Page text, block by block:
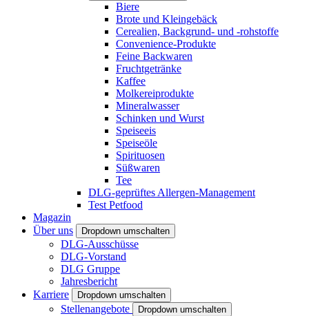
Biere
Brote und Kleingebäck
Cerealien, Backgrund- und -rohstoffe
Convenience-Produkte
Feine Backwaren
Fruchtgetränke
Kaffee
Molkereiprodukte
Mineralwasser
Schinken und Wurst
Speiseeis
Speiseöle
Spirituosen
Süßwaren
Tee
DLG-geprüftes Allergen-Management
Test Petfood
Magazin
Über uns
Dropdown umschalten
DLG-Ausschüsse
DLG-Vorstand
DLG Gruppe
Jahresbericht
Karriere
Dropdown umschalten
Stellenangebote Dropdown umschalten